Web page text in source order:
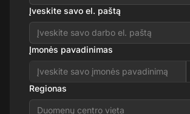
Įveskite savo el. paštą
Įmonės pavadinimas
Regionas
Duomenų centro vieta